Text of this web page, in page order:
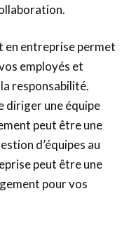
en entreprise permet
employés et
responsabilité.
diriger une équipe
peut être une
d’équipes au
peut être une
pour vos